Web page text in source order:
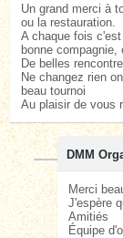
Un grand merci à
ou la restauration.
A chaque fois
bonne
De belles
Ne changez rien
beau tournoi
Au plaisir de vous
DMM
Merci
J'espère
Amitiés
Équipe